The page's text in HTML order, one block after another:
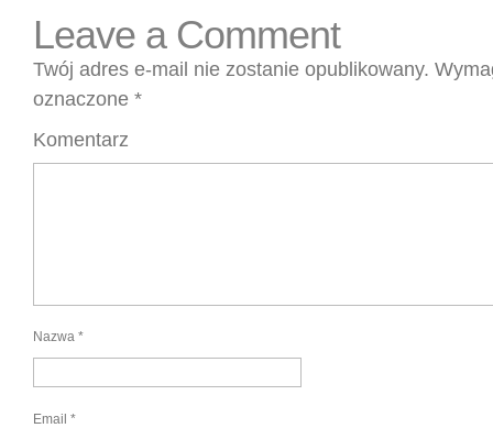
Leave a Comment
Twój adres e-mail nie zostanie opublikowany.
oznaczone *
Komentarz
Nazwa *
Email *